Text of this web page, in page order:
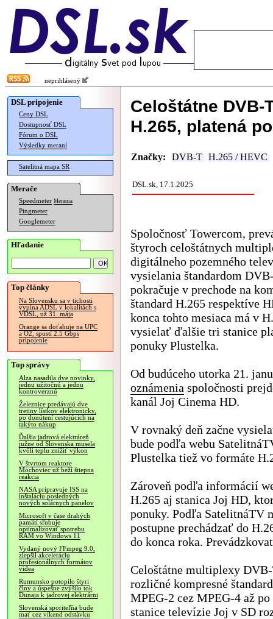
neprihlásený
DSL pripojenie
Ceny DSL
Dostupnosť DSL
Fórum o DSL
Výsledky meraní
Satelitná mapa SR
Merače
Speedmeter Merania
Pingmeter
Googlemeter
Hľadanie
Top články
Na Slovensku sa v tichosti
vypína ADSL v lokalitách s
VDSL, už 31. mája
Orange sa doťahuje na UPC
a O2, spustí 2.5 Gbps
pripojenie
Top správy
Alza nasadila dve novinky,
jednu užitočnú a jednu
kontroverznú
Železnice predávajú dve
tretiny lístkov elektronicky,
po donútení cestujúcich na
takýto nákup
Ďalšia jadrová elektráreň
južne od Slovenska musela
kvôli teplu znížiť výkon
V štvrtom reaktore
Mochoviec už beží štiepna
reakcia
NASA pripravuje ISS na
inštaláciu posledných
nových solárnych panelov
Microsoft v čase drahých
pamätí sľubuje
optimalizovať spotrebu
RAM vo Windows 11
Vydaný nový FFmpeg 9.0,
zlepšil akceleráciu
profesionálnych formátov
videa
Rumunsko potopilo štyri
člny a úspešne zvýšilo tok
Dunaja k jadrovej elektrárni
Slovenská sporiteľňa bude
mať cez víkend odstávku
Celoštátne
H.265, platená
Značky: DVB-T H.265 / HEVC
DSL.sk, 17.1.2025
Spoločnosť Towercom,
štyroch celoštátnych
digitálneho pozemného
vysielania štandardom
pokračuje v prechode na
štandard H.265 respektíve
konca tohto mesiaca má v
vysielať ďalšie tri stanice
ponuky Plustelka.
Od budúceho utorka 21.
oznámenia spoločnosti
kanál Joj Cinema HD.
V rovnaký deň začne
bude podľa webu
Plustelka tiež vo formáte
Zároveň podľa informácií
H.265 aj stanica Joj HD,
ponuky. Podľa SatelitnáTV
postupne prechádzať do
do konca roka.
Celoštátne multiplexy
rozličné kompresné
MPEG-2 cez MPEG-4 až
stanice televízie Joj v SD